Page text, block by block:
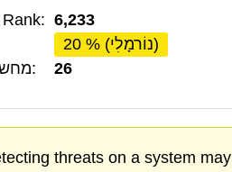
6,233
20 % (נוֹרמָלִי)
מחשבים נגועים:
26
threats on a system